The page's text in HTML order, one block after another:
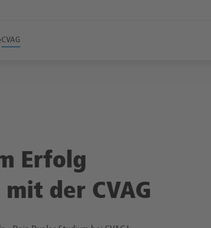
CVAG
Erfolg
der CVAG